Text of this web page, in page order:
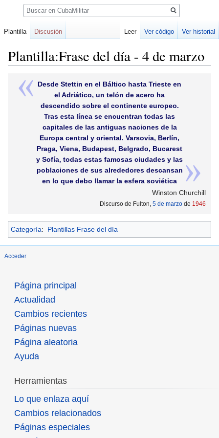
Plantilla:Frase del día - 4 de marzo
navegación
Desde Stettin en el Báltico hasta Trieste en
el Adriático, un telón de acero ha
descendido sobre el continente europeo.
Tras esta línea se encuentran todas las
capitales de las antiguas naciones de la
Europa central y oriental. Varsovia, Berlín,
Praga, Viena, Budapest, Belgrado, Bucarest
y Sofía, todas estas famosas ciudades y las
poblaciones de sus alrededores descansan
en lo que debo llamar la esfera soviética
Winston Churchill
Discurso de Fulton, 5 de marzo de 1946
Categoría: Plantillas Frase del día
Acceder
Plantilla Discusión Leer Ver código Ver historial
Buscar
Página principal
Actualidad
Cambios recientes
Páginas nuevas
Página aleatoria
Ayuda
Herramientas
Lo que enlaza aquí
Cambios relacionados
Páginas especiales